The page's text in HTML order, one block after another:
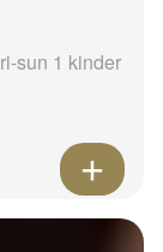
sun 1 kinder